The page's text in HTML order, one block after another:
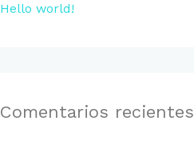
p
Hello world!
Comentarios recientes